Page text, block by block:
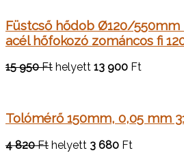
Füstcső hődob Ø120/550mm
acél hőfokozó zománcos fi
15 950 Ft helyett 13 900 Ft
Tolómérő 150mm, 0,05 mm
4 820 Ft helyett 3 680 Ft